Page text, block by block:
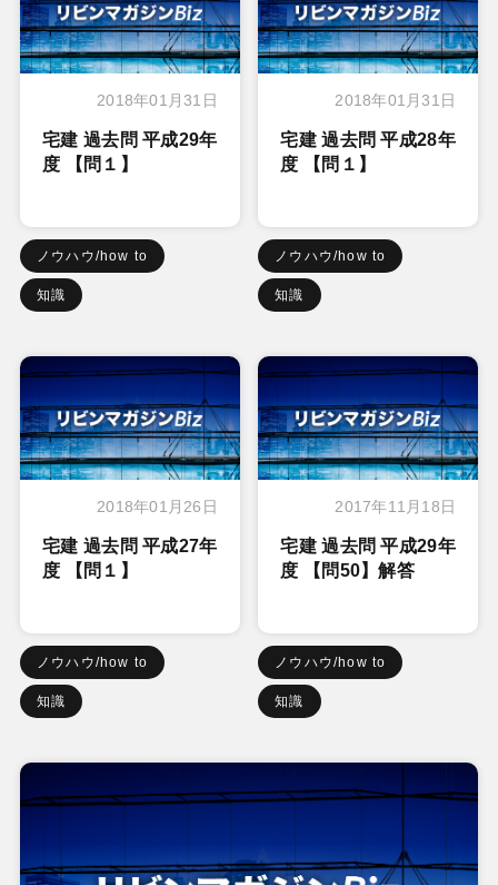
2018年01月31日
宅建 過去問 平成29年
度 【問１】
ノウハウ/how to
知識
2018年01月31日
宅建 過去問 平成28年
度 【問１】
ノウハウ/how to
知識
2018年01月26日
宅建 過去問 平成27年
度 【問１】
ノウハウ/how to
知識
2017年11月18日
宅建 過去問 平成29年
度 【問50】解答
ノウハウ/how to
知識